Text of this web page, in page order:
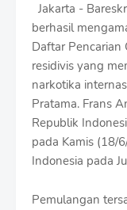
Jakarta -
berhasil
Daftar Pencarian
residivis yang
narkotika
Pratama. Frans
Republik
pada Kamis (18/
Indonesia pada
Pemulangan
D
e
s
i
g
n
W
i
h
S
r